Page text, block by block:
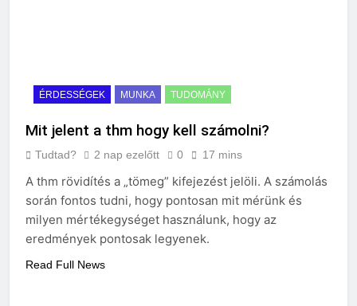
ÉRDESSÉGEK MUNKA TUDOMÁNY
Mit jelent a thm hogy kell számolni?
Tudtad? 2 nap ezelőtt 0 17 mins
A thm rövidítés a „tömeg” kifejezést jelöli. A számolás
során fontos tudni, hogy pontosan mit mérünk és
milyen mértékegységet használunk, hogy az
eredmények pontosak legyenek.
Read Full News